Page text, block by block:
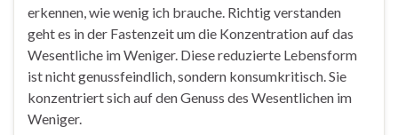
erkennen, wie wenig ich brauche. Richtig verstanden
geht es in der Fastenzeit um die Konzentration auf das
Wesentliche im Weniger. Diese reduzierte Lebensform
ist nicht genussfeindlich, sondern konsumkritisch. Sie
konzentriert sich auf den Genuss des Wesentlichen im
Weniger.